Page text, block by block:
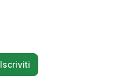
Iscriviti